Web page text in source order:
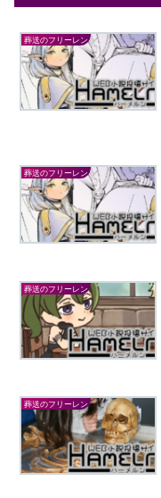
葬送のフリーレン
葬送のフリーレン
葬送のフリーレン
葬送のフリーレン